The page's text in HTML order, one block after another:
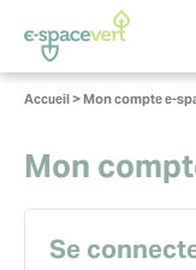
Panneau de gestion des
Vous
Accueil>Mon compte e-
Mon
Se